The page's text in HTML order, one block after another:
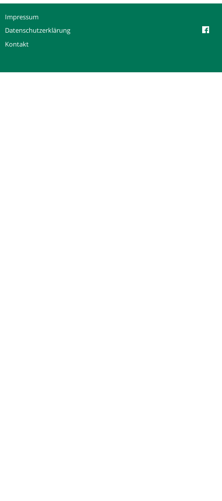
Impressum
Datenschutzerklärung
Kontakt